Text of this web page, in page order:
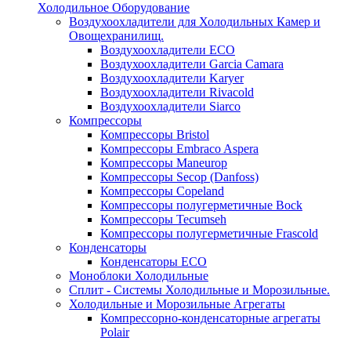
Холодильное Оборудование
Воздухоохладители для Холодильных Камер и
Овощехранилищ.
Воздухоохладители ECO
Воздухоохладители Garcia Camara
Воздухоохладители Karyer
Воздухоохладители Rivacold
Воздухоохладители Siarco
Компрессоры
Компрессоры Bristol
Компрессоры Embraco Aspera
Компрессоры Maneurop
Компрессоры Secop (Danfoss)
Компрессоры Copeland
Компрессоры полугерметичные Bock
Компрессоры Tecumseh
Компрессоры полугерметичные Frascold
Конденсаторы
Конденсаторы ECO
Моноблоки Холодильные
Сплит - Системы Холодильные и Морозильные.
Холодильные и Морозильные Агрегаты
Компрессорно-конденсаторные агрегаты
Polair